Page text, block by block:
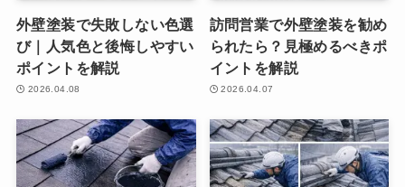
外壁塗装で失敗しない色選
び｜人気色と後悔しやすい
ポイントを解説
2026.04.08
訪問営業で外壁塗装を勧め
られたら？見極めるべきポ
イントを解説
2026.04.07